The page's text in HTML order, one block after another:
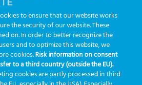
dashboard DICQ eficiência
governança clínica
HL7 IA informação
laboratório novas tecnologias PALC
processo de coleta produtividade
to ensure that our website works
the security of our website. These
on. In order to better recognize the
and to optimize this website, we
cookies.Risk information on consent
to a third country (outside the EU).
cookies are partly processed in third